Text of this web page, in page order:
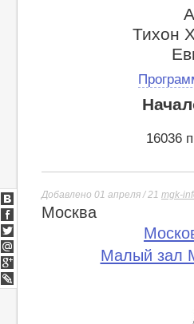
Тихон
16036
Добавлено 01 апреля / 21 mgk-
Москва
Малый зал
ВКонтакте
Facebook
Twitter
Мой
Мир
Google+
lj